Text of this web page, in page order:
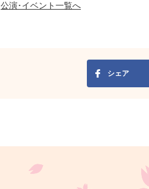
公演･イベント一覧へ
シェア